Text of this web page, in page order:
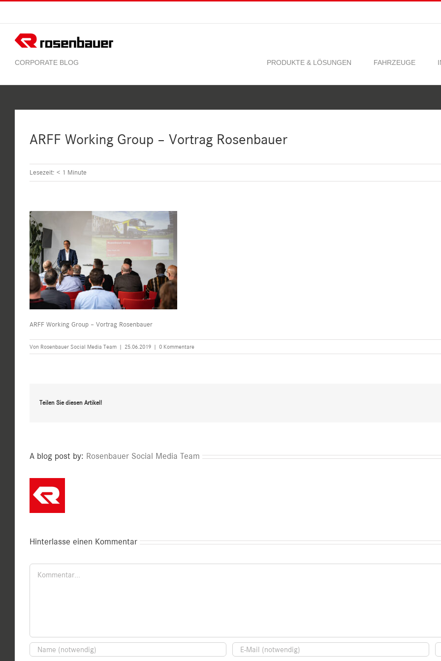
springen
PRODUKTE & LÖSUNGEN FAHRZEUGE
ARFF Working Group – Vortrag Rosenbauer
Lesezeit: < 1 Minute
ARFF Working Group – Vortrag Rosenbauer
Von Rosenbauer Social Media Team | 25.06.2019 | 0 Kommentare
Teilen Sie diesen Artikel!
A blog post by: Rosenbauer Social Media Team
Hinterlasse einen Kommentar
Kommentar